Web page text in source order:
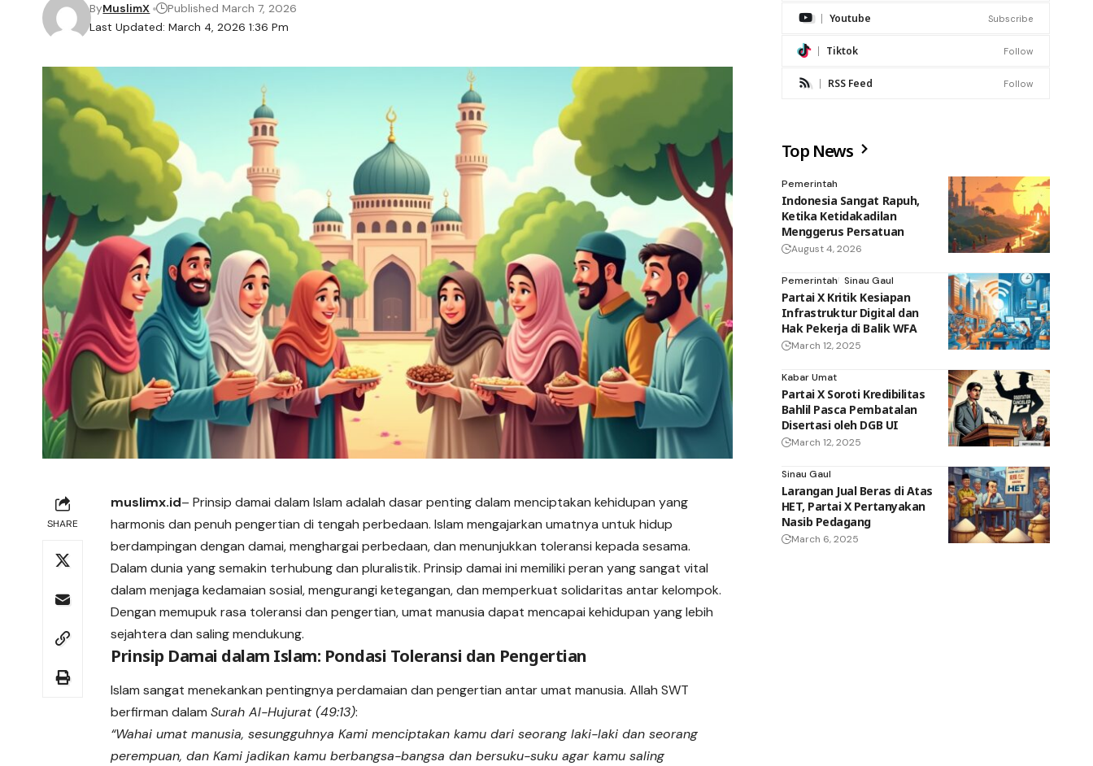
Last Updated: March 4, 2026 1:36 Pm
ByMuslimX Published March 7, 2026
SHARE
muslimx.id– Prinsip damai dalam Islam adalah dasar penting dalam menciptakankehidupanyang
harmonis dan penuh pengertian di tengah perbedaan. Islam mengajarkan umatnya untuk hidup
berdampingan dengan damai, menghargai perbedaan, dan menunjukkan toleransi kepada sesama.
Dalam dunia yang semakin terhubung dan pluralistik. Prinsip damai ini memiliki peran yang sangat vital
dalam menjaga kedamaian sosial, mengurangi ketegangan, dan memperkuat solidaritas antar kelompok.
Dengan memupuk rasa toleransi dan pengertian, umat manusia dapat mencapai kehidupan yang lebih
sejahtera dan saling mendukung.
Prinsip Damai dalam Islam: Pondasi Toleransi dan Pengertian
Islam sangat menekankan pentingnya perdamaian dan pengertian antar umat manusia. Allah SWT
berfirman dalamSurah Al-Hujurat (49:13):
“Wahai umat manusia, sesungguhnya Kami menciptakan kamu dari seorang laki-laki dan seorang
perempuan, dan Kami jadikan kamu berbangsa-bangsa dan bersuku-suku agar kamu saling
Youtube Subscribe
Tiktok Follow
RSS Feed Follow
Top News
Pemerintah
Indonesia Sangat Rapuh,
Ketika Ketidakadilan
Menggerus Persatuan
August 4, 2026
Pemerintah Sinau Gaul
Partai X Kritik Kesiapan
Infrastruktur Digital dan
Hak Pekerja di Balik WFA
March 12, 2025
Kabar Umat
Partai X Soroti Kredibilitas
Bahlil Pasca Pembatalan
Disertasi oleh DGB UI
March 12, 2025
Sinau Gaul
Larangan Jual Beras di Atas
HET, Partai X Pertanyakan
Nasib Pedagang
March 6, 2025